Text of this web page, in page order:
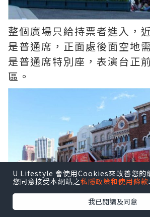
整個廣場只給持票者進入，
是普通席，正面處後面空地
是普通席特別座，表演台正
區。
U Lifestyle 會使用Cookies來改善您的
您同意接受本網站之私隱政策和使用條款
我已閱讀及同意